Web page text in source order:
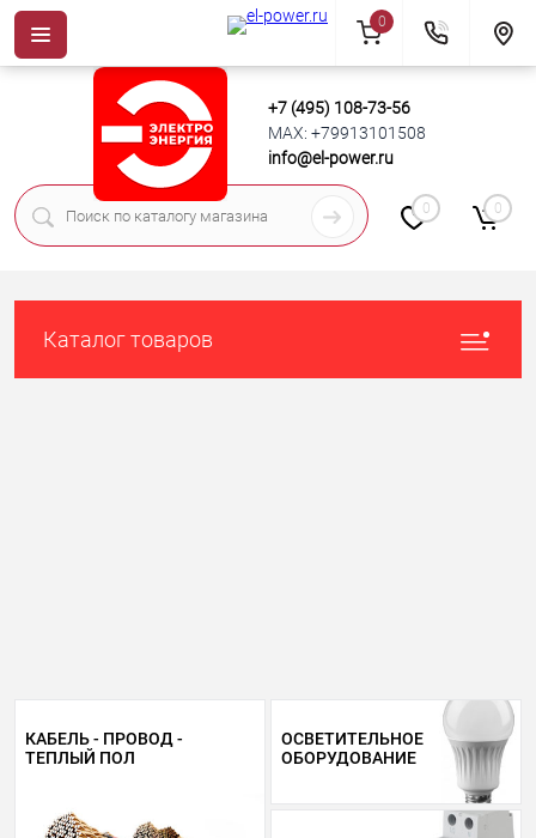
+7 (495) 108-73-56
MAX: +79913101508
info@el-power.ru
0 0
Каталог товаров
КАБЕЛЬ - ПРОВОД -
ТЕПЛЫЙ ПОЛ
ОСВЕТИТЕЛЬНОЕ
ОБОРУДОВАНИЕ
0